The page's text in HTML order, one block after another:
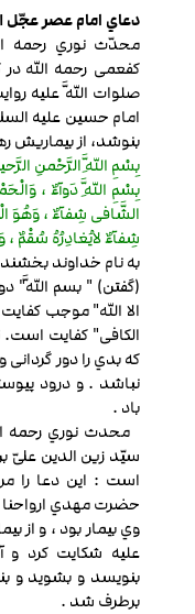
دعاي امام عصر عجّل
محدّث نوري رحمه
کفعمی رحمه الله
صلوات اللَّه علیه
امام حسین علیه
بنوشد، از بیماریش
بِسْمِ اللَّهِ الرَّحْمنِ
بِسْمِ اللَّهِ دَوآءٌ ،
الشَّافی شِفآءٌ ، وَهُوَ
شِفآءٌ لایُغادِرُهُ سُقْمٌ ،
به نام خداوند
(گفتن) " بسم اللَّه"
الا الله" موجب
الکافی" کفایت است.
که بدي را دور
نباشد . و درود
باد .
محدث نوري رحمه
سیّد زین الدین علیّ
است : این دعا را
حضرت مهدي ارواحنا
وي بیمار بود ، و از
علیه شکایت کرد و
بنویسد و بشوید و
برطرف شد .